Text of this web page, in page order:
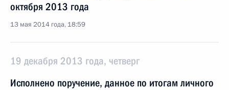
октября 2013 года
13 мая 2014 года, 18:59
19 декабря 2013 года, четверг
Исполнено поручение, данное по итогам личного